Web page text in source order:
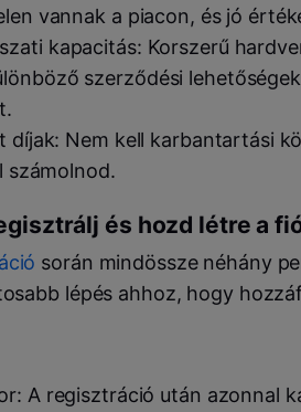
vannak a piacon, és jó
kapacitás: Korszerű
szerződési
díjak: Nem kell karbantartási
számolnod.
és hozd létre a
során mindössze néhány
lépés ahhoz, hogy
A regisztráció után azonnal